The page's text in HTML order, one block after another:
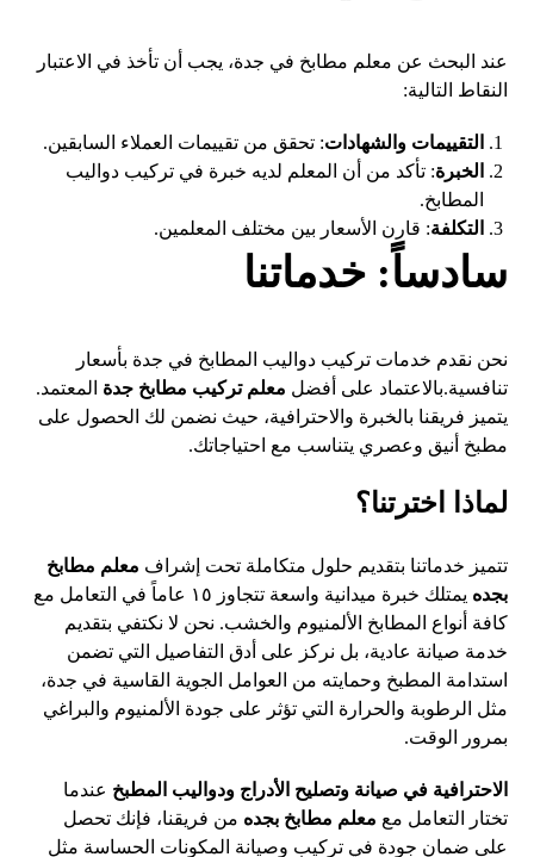
عند البحث عن معلم مطابخ في جدة، يجب أن تأخذ في الاعتبار
النقاط التالية:
التقييمات والشهادات: تحقق من تقييمات العملاء السابقين.
الخبرة: تأكد من أن المعلم لديه خبرة في تركيب دواليب
المطابخ.
التكلفة: قارن الأسعار بين مختلف المعلمين.
سادساً: خدماتنا
نحن نقدم خدمات تركيب دواليب المطابخ في جدة بأسعار
تنافسية.بالاعتماد على أفضل معلم تركيب مطابخ جدة المعتمد.
يتميز فريقنا بالخبرة والاحترافية، حيث نضمن لك الحصول على
مطبخ أنيق وعصري يتناسب مع احتياجاتك.
لماذا اخترتنا؟
تتميز خدماتنا بتقديم حلول متكاملة تحت إشراف معلم مطابخ
بجده
يمتلك خبرة ميدانية واسعة تتجاوز ١٥ عاماً في التعامل مع
كافة أنواع المطابخ الألمنيوم والخشب. نحن لا نكتفي بتقديم
خدمة صيانة عادية، بل نركز على أدق التفاصيل التي تضمن
استدامة المطبخ وحمايته من العوامل الجوية القاسية في جدة،
مثل الرطوبة والحرارة التي تؤثر على جودة الألمنيوم والبراغي
بمرور الوقت.
الاحترافية في صيانة وتصليح الأدراج ودواليب المطبخ عندما
تختار التعامل مع معلم مطابخ بجده من فريقنا، فإنك تحصل
على ضمان جودة في تركيب وصيانة المكونات الحساسة مثل